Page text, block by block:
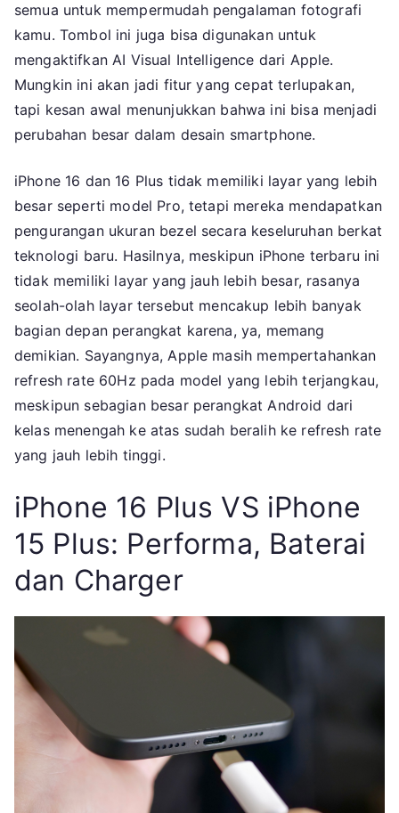
semua untuk mempermudah pengalaman fotografi
kamu. Tombol ini juga bisa digunakan untuk
mengaktifkan AI Visual Intelligence dari Apple.
Mungkin ini akan jadi fitur yang cepat terlupakan,
tapi kesan awal menunjukkan bahwa ini bisa menjadi
perubahan besar dalam desain smartphone.
iPhone 16 dan 16 Plus tidak memiliki layar yang lebih
besar seperti model Pro, tetapi mereka mendapatkan
pengurangan ukuran bezel secara keseluruhan berkat
teknologi baru. Hasilnya, meskipun iPhone terbaru ini
tidak memiliki layar yang jauh lebih besar, rasanya
seolah-olah layar tersebut mencakup lebih banyak
bagian depan perangkat karena, ya, memang
demikian. Sayangnya, Apple masih mempertahankan
refresh rate 60Hz pada model yang lebih terjangkau,
meskipun sebagian besar perangkat Android dari
kelas menengah ke atas sudah beralih ke refresh rate
yang jauh lebih tinggi.
iPhone 16 Plus VS iPhone
15 Plus: Performa, Baterai
dan Charger